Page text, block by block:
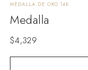
MEDALLA DE ORO 14K
Medalla
$4,329